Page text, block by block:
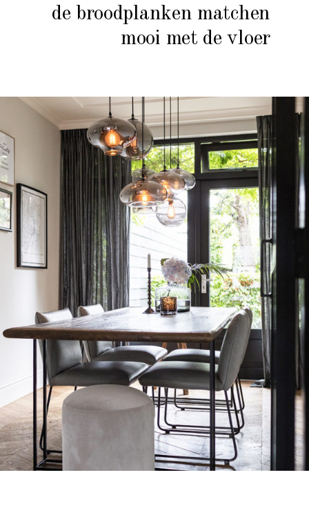
de broodplanken matchen
mooi met de vloer